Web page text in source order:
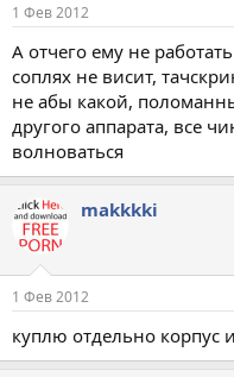
1 Фев 2012
А отчего ему не
соплях не висит,
не абы какой,
другого аппарата, все
волноваться
makkkki
1 Фев 2012
куплю отдельно корпус